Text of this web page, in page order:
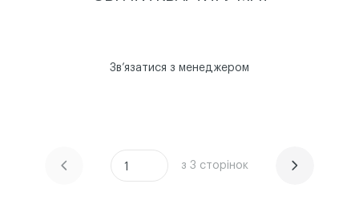
Звʼязатися з менеджером
ЧИТАТИ ІСТОРІЮ1 з 3 сторінок ЧИТАТИ ІСТОРІЮ